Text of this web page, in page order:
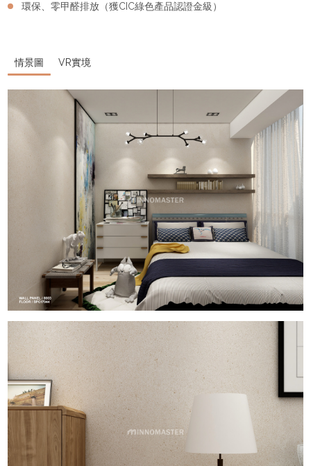
環保、零甲醛排放（獲CIC綠色產品認證金級）
情景圖 VR實境